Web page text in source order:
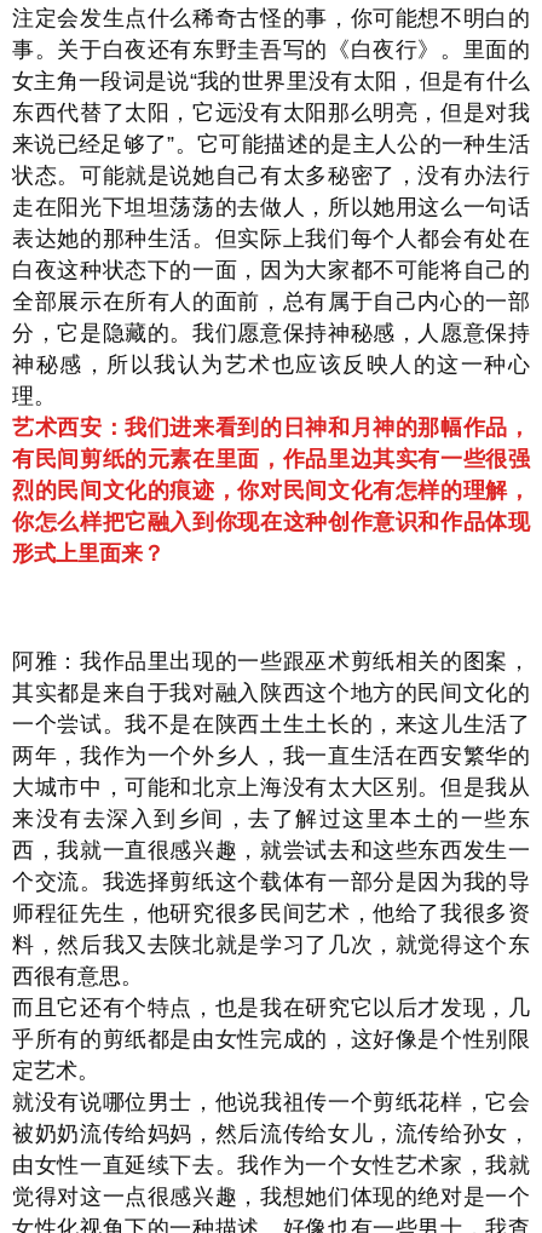
注定会发生点什么稀奇古怪的事，你可能想不明白的
事。关于白夜还有东野圭吾写的《白夜行》。里面的
女主角一段词是说“我的世界里没有太阳，但是有什么
东西代替了太阳，它远没有太阳那么明亮，但是对我
来说已经足够了”。它可能描述的是主人公的一种生活
状态。可能就是说她自己有太多秘密了，没有办法行
走在阳光下坦坦荡荡的去做人，所以她用这么一句话
表达她的那种生活。但实际上我们每个人都会有处在
白夜这种状态下的一面，因为大家都不可能将自己的
全部展示在所有人的面前，总有属于自己内心的一部
分，它是隐藏的。我们愿意保持神秘感，人愿意保持
神秘感，所以我认为艺术也应该反映人的这一种心
理。
艺术西安：我们进来看到的日神和月神的那幅作品，
有民间剪纸的元素在里面，作品里边其实有一些很强
烈的民间文化的痕迹，你对民间文化有怎样的理解，
你怎么样把它融入到你现在这种创作意识和作品体现
形式上里面来？
阿雅：我作品里出现的一些跟巫术剪纸相关的图案，
其实都是来自于我对融入陕西这个地方的民间文化的
一个尝试。我不是在陕西土生土长的，来这儿生活了
两年，我作为一个外乡人，我一直生活在西安繁华的
大城市中，可能和北京上海没有太大区别。但是我从
来没有去深入到乡间，去了解过这里本土的一些东
西，我就一直很感兴趣，就尝试去和这些东西发生一
个交流。我选择剪纸这个载体有一部分是因为我的导
师程征先生，他研究很多民间艺术，他给了我很多资
料，然后我又去陕北就是学习了几次，就觉得这个东
西很有意思。
而且它还有个特点，也是我在研究它以后才发现，几
乎所有的剪纸都是由女性完成的，这好像是个性别限
定艺术。
就没有说哪位男士，他说我祖传一个剪纸花样，它会
被奶奶流传给妈妈，然后流传给女儿，流传给孙女，
由女性一直延续下去。我作为一个女性艺术家，我就
觉得对这一点很感兴趣，我想她们体现的绝对是一个
女性化视角下的一种描述。好像也有一些男士，我查